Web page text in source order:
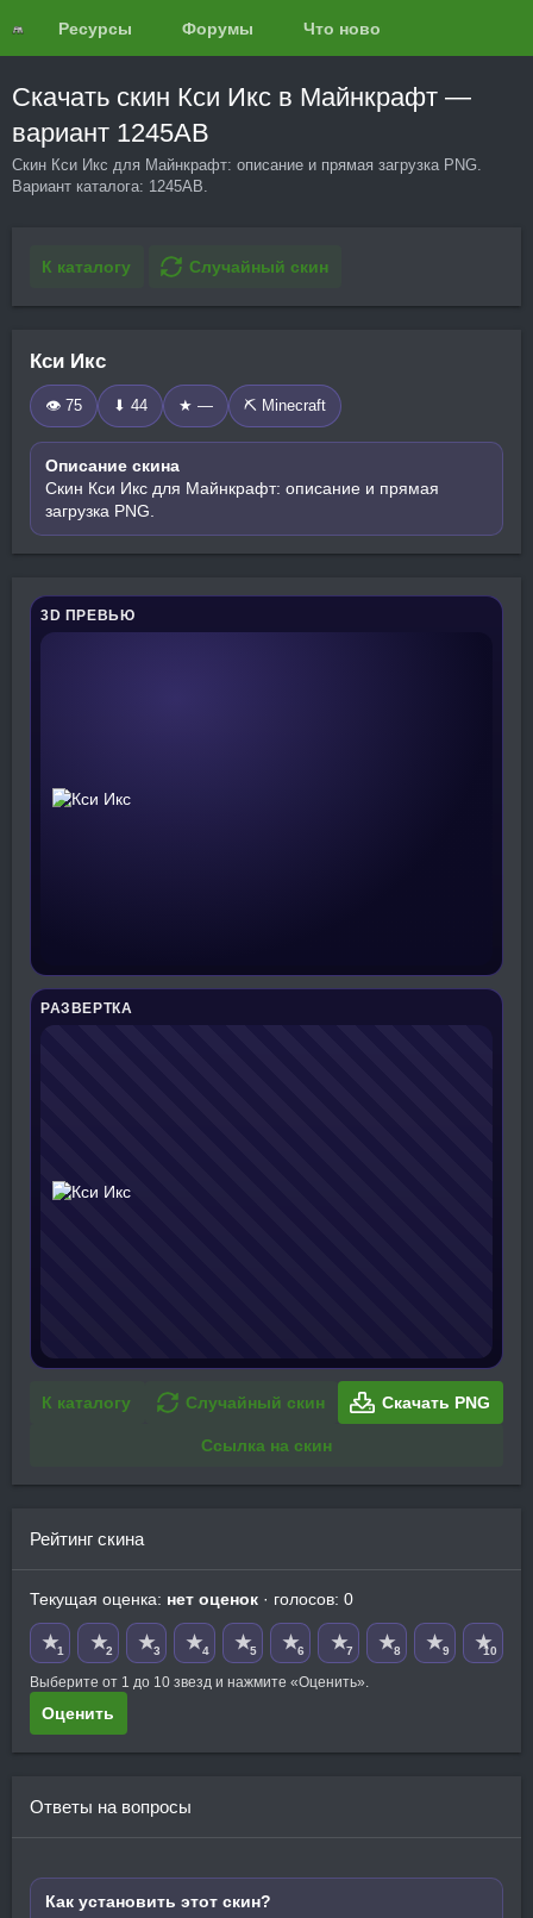
Ресурсы Форумы Что нового?
Скачать скин Кси Икс в Майнкрафт —
вариант 1245AB
Скин Кси Икс для Майнкрафт: описание и прямая загрузка PNG.
Вариант каталога: 1245AB.
К каталогу Случайный скин
Кси Икс
👁 75 ⬇ 44 ★ — ⛏️ Minecraft
Описание скина
Скин Кси Икс для Майнкрафт: описание и прямая
загрузка PNG.
3D ПРЕВЬЮ
РАЗВЕРТКА
К каталогу Случайный скин Скачать PNG
Ссылка на скин
Рейтинг скина
Текущая оценка: нет оценок · голосов: 0
★1 ★2 ★3 ★4 ★5 ★6 ★7 ★8 ★9 ★10
Выберите от 1 до 10 звезд и нажмите «Оценить».
Оценить
Ответы на вопросы
Как установить этот скин?